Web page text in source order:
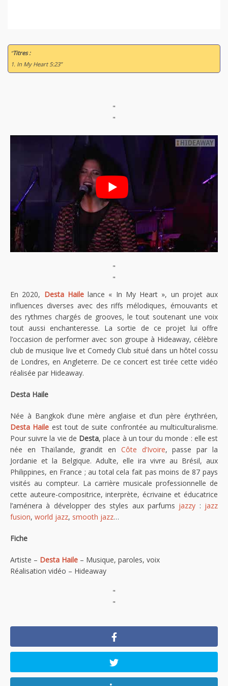
“Titres :
1. In My Heart 5:23”
"
"
"
"
En 2020, Desta Hailelance « In My Heart », un projet aux
influences diverses avec des riffs mélodiques, émouvants et
des rythmes chargés de grooves, le tout soutenant une voix
tout aussi enchanteresse. La sortie de ce projet lui offre
l’occasion de performer avec son groupe à Hideaway, célèbre
club de musique live et Comedy Club situé dans un hôtel cossu
de Londres, en Angleterre. De ce concert est tirée cette vidéo
réalisée par Hideaway.
Desta Haile
Née à Bangkok d’une mère anglaise et d’un père érythréen,
Desta Haile est tout de suite confrontée au multiculturalisme.
Pour suivre la vie de Desta, place à un tour du monde : elle est
née en Thaïlande, grandit en Côte d’Ivoire, passe par la
Jordanie et la Belgique. Adulte, elle ira vivre au Brésil, aux
Philippines, en France ; au total cela fait pas moins de 87 pays
visités au compteur. La carrière musicale professionnelle de
cette auteure-compositrice, interprète, écrivaine et éducatrice
l’aménera à développer des styles aux parfums jazzy : jazz
fusion, world jazz, smooth jazz…
Fiche
Artiste – Desta Haile – Musique, paroles, voix
Réalisation vidéo – Hideaway
"
"